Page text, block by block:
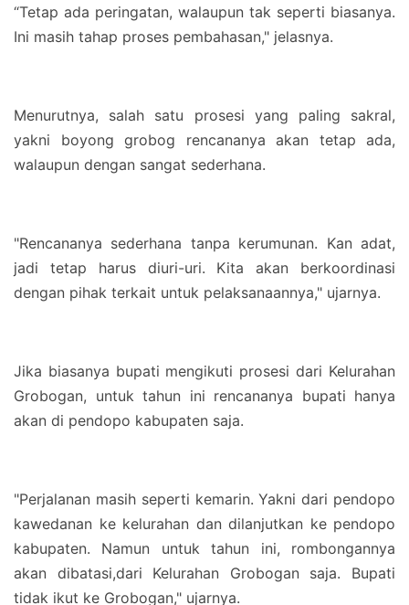
“Tetap ada peringatan, walaupun tak seperti biasanya.
Ini masih tahap proses pembahasan," jelasnya.
Menurutnya, salah satu prosesi yang paling sakral,
yakni boyong grobog rencananya akan tetap ada,
walaupun dengan sangat sederhana.
"Rencananya sederhana tanpa kerumunan. Kan adat,
jadi tetap harus diuri-uri. Kita akan berkoordinasi
dengan pihak terkait untuk pelaksanaannya," ujarnya.
Jika biasanya bupati mengikuti prosesi dari Kelurahan
Grobogan, untuk tahun ini rencananya bupati hanya
akan di pendopo kabupaten saja.
"Perjalanan masih seperti kemarin. Yakni dari pendopo
kawedanan ke kelurahan dan dilanjutkan ke pendopo
kabupaten. Namun untuk tahun ini, rombongannya
akan dibatasi,dari Kelurahan Grobogan saja. Bupati
tidak ikut ke Grobogan," ujarnya.